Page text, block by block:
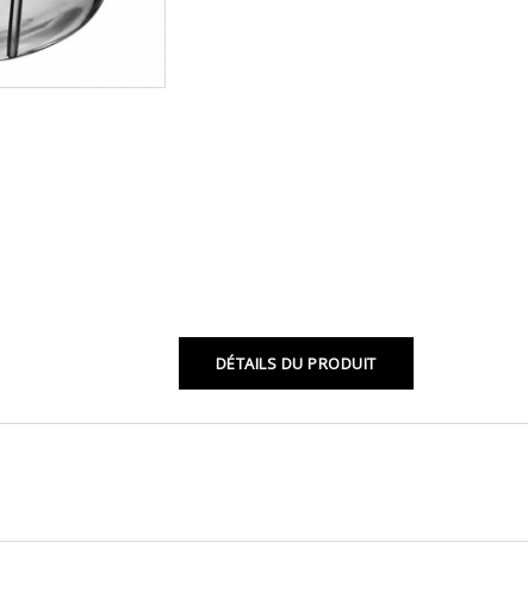
DÉTAILS DU PRODUIT